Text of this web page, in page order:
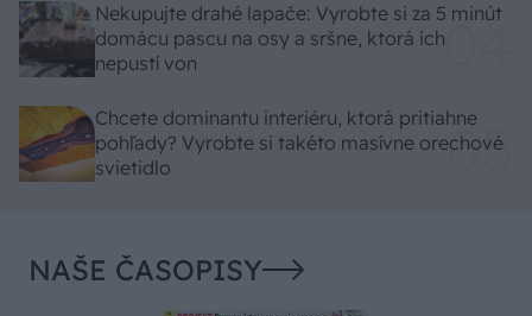
Nekupujte drahé lapače: Vyrobte si za 5 minút
domácu pascu na osy a sršne, ktorá ich
nepustí von
Chcete dominantu interiéru, ktorá pritiahne
pohľady? Vyrobte si takéto masívne orechové
svietidlo
NAŠE ČASOPISY